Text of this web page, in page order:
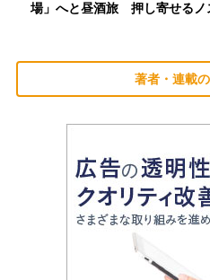
場」へと昼酒旅 押し寄せる
著者・連載